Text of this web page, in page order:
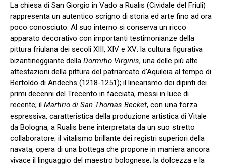
La chiesa di San Giorgio in Vado a Rualis (Cividale del Friuli)
rappresenta un autentico scrigno di storia ed arte fino ad ora
poco conosciuto. Al suo interno si conserva un ricco
apparato decorativo con importanti testimonianze della
pittura friulana dei secoli XIII, XIV e XV: la cultura figurativa
bizantineggiante della Dormitio Virginis, una delle più alte
attestazioni della pittura del patriarcato d’Aquileia al tempo di
Bertoldo di Andechs (1218-1251); il linearismo dei dipinti dei
primi decenni del Trecento in facciata, messi in luce di
recente; il Martirio di San Thomas Becket, con una forza
espressiva, caratteristica della produzione artistica di Vitale
da Bologna, a Rualis bene interpretata da un suo stretto
collaboratore; il vitalismo brillante dei registri superiori della
navata, opera di una bottega che propone in maniera ancora
vivace il linguaggio del maestro bolognese; la dolcezza e la